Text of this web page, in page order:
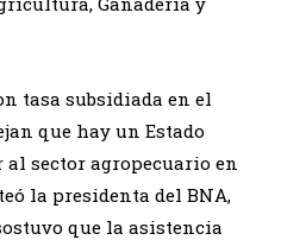
tasa subsidiada en el
que hay un Estado
sector agropecuario en
la presidenta del BNA,
que la asistencia